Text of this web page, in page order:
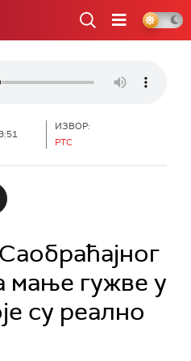
ИЗВОР:
РТС
мање гужве у
су реално